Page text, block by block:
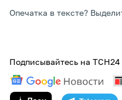
Опечатка в тексте?
Подписывайтесь на ТСН24